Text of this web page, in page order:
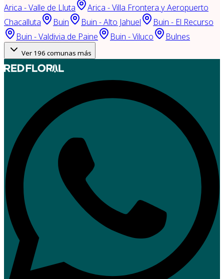
Arica - Valle de Lluta
Arica - Villa Frontera y Aeropuerto
Chacalluta
Buin Buin - Alto Jahuel
Buin - El Recurso
Buin - Valdivia de Paine
Buin - Viluco Bulnes
Ver 196 comunas más